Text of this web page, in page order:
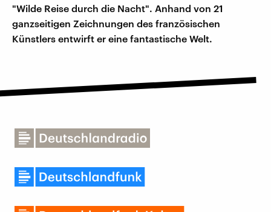
"Wilde Reise durch die Nacht". Anhand von 21
ganzseitigen Zeichnungen des französischen
Künstlers entwirft er eine fantastische Welt.